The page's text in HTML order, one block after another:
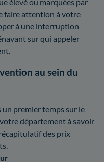
faire attention à votre
à une interruption
sur qui appeler
au sein du
un premier temps sur le
département à savoir
des prix